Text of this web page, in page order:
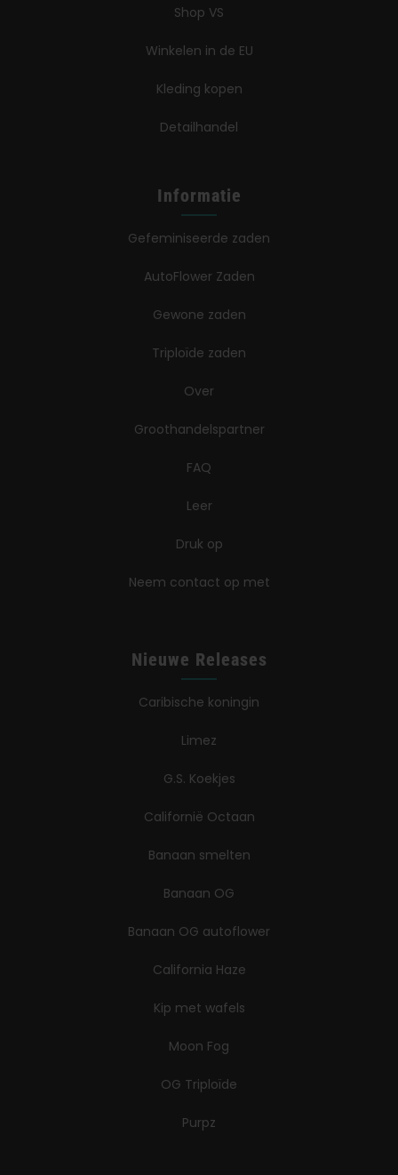
Shop VS
Winkelen in de EU
Kleding kopen
Detailhandel
Informatie
Gefeminiseerde zaden
AutoFlower Zaden
Gewone zaden
Triploïde zaden
Over
Groothandelspartner
FAQ
Leer
Druk op
Neem contact op met
Nieuwe Releases
Caribische koningin
Limez
G.S. Koekjes
Californië Octaan
Banaan smelten
Banaan OG
Banaan OG autoflower
California Haze
Kip met wafels
Moon Fog
OG Triploïde
Purpz